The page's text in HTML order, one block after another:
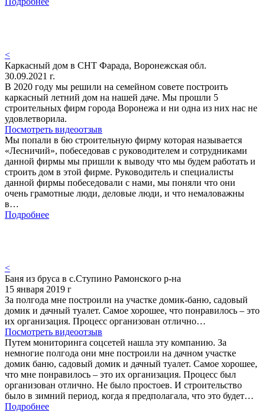
<
Каркасный дом в СНТ Фарада, Воронежская обл.
30.09.2021 г.
В 2020 году мы решили на семейном совете построить
каркасный летний дом на нашей даче. Мы прошли 5
строительных фирм города Воронежа и ни одна из них нас не
удовлетворила.
Посмотреть видеоотзыв
Мы попали в 6ю строительную фирму которая называется
«Лесничий», побеседовав с руководителем и сотрудниками
данной фирмы мы пришли к выводу что мы будем работать и
строить дом в этой фирме. Руководитель и специалисты
данной фирмы побеседовали с нами, мы поняли что они
очень грамотные люди, деловые люди, и что немаловажны
в…
Подробнее
<
Баня из бруса в с.Ступино Рамонского р-на
15 января 2019 г
За полгода мне построили на участке домик-баню, садовый
домик и дачный туалет. Самое хорошее, что понравилось – это
их организация. Процесс организован отлично…
Посмотреть видеоотзыв
Путем мониторинга соцсетей нашла эту компанию. За
немногие полгода они мне построили на дачном участке
домик баню, садовый домик и дачный туалет. Самое хорошее,
что мне понравилось – это их организация. Процесс был
организован отлично. Не было простоев. И строительство
было в зимний период, когда я предполагала, что это будет…
Подробнее